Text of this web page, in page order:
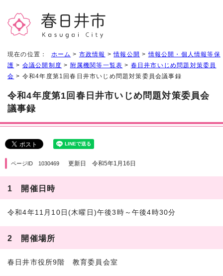
現在の位置： ホーム > 市政情報 >情報公開 >情報公開・個人情報等保
護 > 会議公開制度 > 附属機関等一覧表 > 春日井市いじめ問題対策委員
会 > 令和4年度第1回春日井市いじめ問題対策委員会議事録
令和4年度第1回春日井市いじめ問題対策委員会
議事録
ページID 1030469 更新日 令和5年1月16日
1 開催日時
令和4年11月10日(木曜日)午後3時～午後4時30分
2 開催場所
春日井市役所9階 教育委員会室